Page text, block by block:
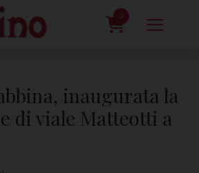
0
inaugurata la
di viale Matteotti a